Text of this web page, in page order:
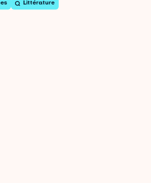
Littérature